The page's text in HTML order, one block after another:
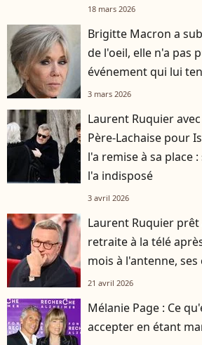
18 mars 2026
Brigitte Macron a
de l'oeil, elle n'a pas
événement qui lui
3 mars 2026
Laurent Ruquier
Père-Lachaise pour
l'a remise à sa place
l'a indisposé
3 avril 2026
Laurent Ruquier
retraite à la télé
mois à l'antenne,
21 avril 2026
Mélanie Page : Ce
accepter en étant